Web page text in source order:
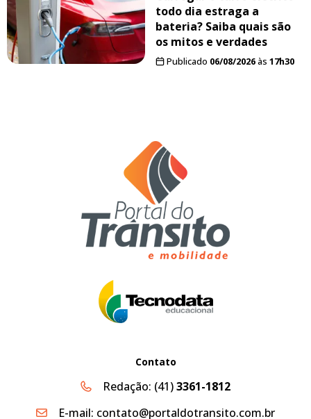
todo dia estraga a
bateria? Saiba quais são
os mitos e verdades
Publicado 06/08/2026às 17h30
Contato
Redação: (41)3361-1812
E-mail: contato@portaldotransito.com.br